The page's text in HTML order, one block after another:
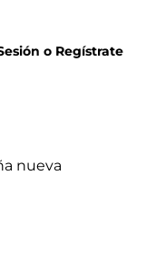
o Regístrate
nueva